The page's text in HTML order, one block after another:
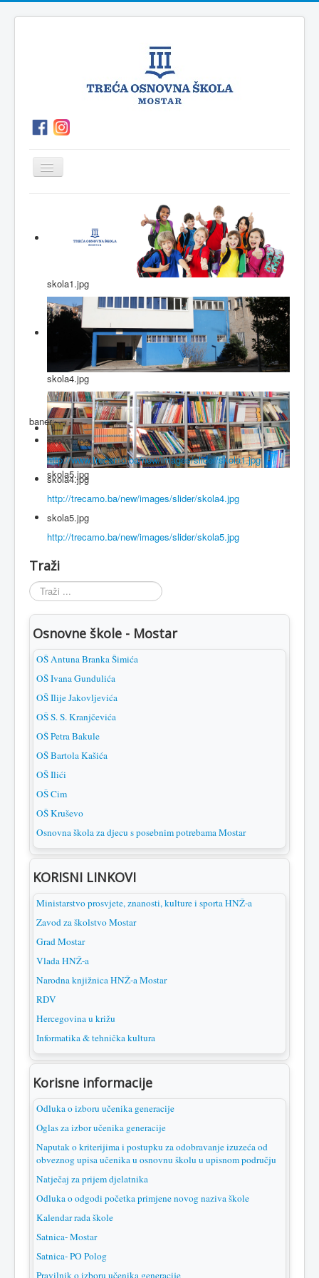
Prikaz/Sakrivanje
navigacije
Kutak
za
roditelje
Vijesti
skola1.jpg
skola4.jpg
skola5.jpg
baner
skola1.jpg
http://www.trecamo.ba/new/images/slider/skola1.jpg
skola4.jpg
http://trecamo.ba/new/images/slider/skola4.jpg
skola5.jpg
http://trecamo.ba/new/images/slider/skola5.jpg
Traži
Traži
...
Osnovne škole - Mostar
OŠ Antuna Branka Šimića
OŠ Ivana Gundulića
OŠ Ilije Jakovljevića
OŠ S. S. Kranjčevića
OŠ Petra Bakule
OŠ Bartola Kašića
OŠ Ilići
OŠ Cim
OŠ Kruševo
Osnovna škola za djecu s posebnim potrebama Mostar
KORISNI LINKOVI
Ministarstvo prosvjete, znanosti, kulture i sporta HNŽ-a
Zavod za školstvo Mostar
Grad Mostar
Vlada HNŽ-a
Narodna knjižnica HNŽ-a Mostar
RDV
Hercegovina u križu
Informatika & tehnička kultura
Korisne informacije
Odluka o izboru učenika generacije
Oglas za izbor učenika generacije
Naputak o kriterijima i postupku za odobravanje izuzeća od
obveznog upisa učenika u osnovnu školu u upisnom području
Natječaj za prijem djelatnika
Odluka o odgodi početka primjene novog naziva škole
Kalendar rada škole
Satnica- Mostar
Satnica- PO Polog
Pravilnik o izboru učenika generacije